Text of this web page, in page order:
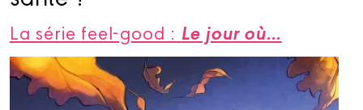
La série feel-good : Le jour où…